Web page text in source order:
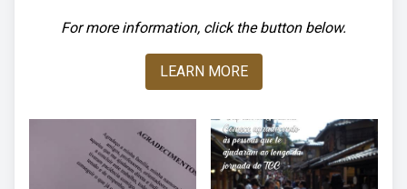
For more information, click the button below.
LEARN MORE